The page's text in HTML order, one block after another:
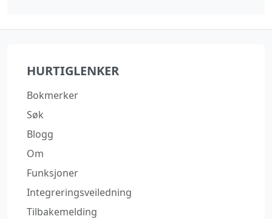
HURTIGLENKER
Bokmerker
Søk
Blogg
Om
Funksjoner
Integreringsveiledning
Tilbakemelding